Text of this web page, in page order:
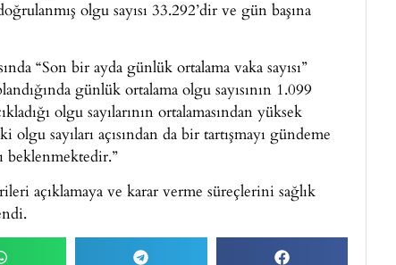
olgu sayısı 33.292’dir ve gün başına
“Son bir ayda günlük ortalama vaka sayısı”
günlük ortalama olgu sayısının 1.099
olgu sayılarının ortalamasından yüksek
sayıları açısından da bir tartışmayı gündeme
beklenmektedir.”
açıklamaya ve karar verme süreçlerini sağlık